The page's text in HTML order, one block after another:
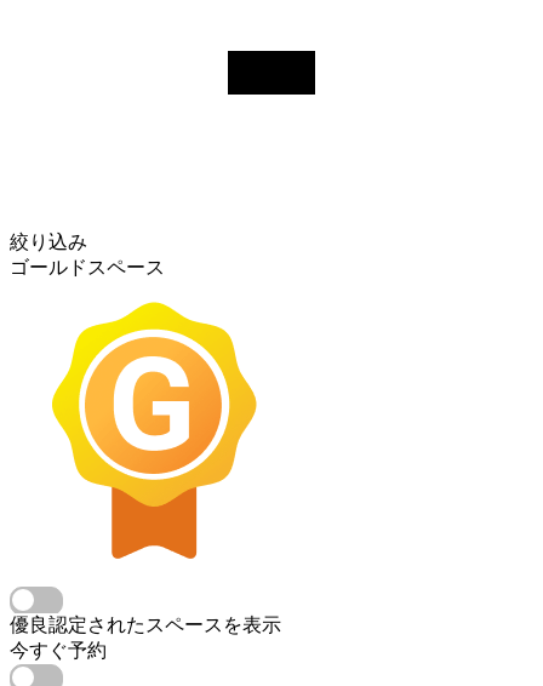
絞り込み
ゴールドスペース
優良認定されたスペースを表示
今すぐ予約